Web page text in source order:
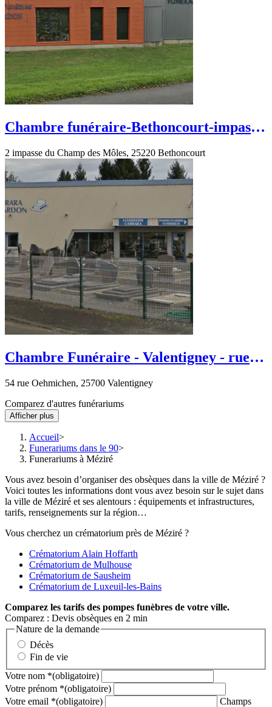
Chambre funéraire-Bethoncourt-impasse
2 impasse du Champ des Môles, 25220 Bethoncourt
Chambre Funéraire - Valentigney - rue
54 rue Oehmichen, 25700 Valentigney
Comparez d'autres funérariums
Afficher plus
Accueil
Funerariums dans le 90
Funerariums à Méziré
Vous avez besoin d’organiser des obsèques dans la ville de Méziré ?
Voici toutes les informations dont vous avez besoin sur le sujet dans
la ville de Méziré et ses alentours : équipements et infrastructures,
tarifs, renseignements sur la région…
Vous cherchez un crématorium près de Méziré ?
Crématorium Alain Hoffarth
Crématorium de Mulhouse
Crématorium de Sausheim
Crématorium de Luxeuil-les-Bains
Comparez les tarifs des pompes funèbres de votre ville.
Comparez : Devis obsèques en 2 min
Nature de la demande
Décès
Fin de vie
Votre nom *(obligatoire)
Votre prénom *(obligatoire)
Votre email *(obligatoire)
Champs